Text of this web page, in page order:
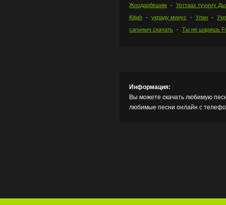
Жоодарбешим
Уоттаах түүҥҥү
Kitjah
украду минус Улан
сагыныч скачать
Ты не шаришь
Информация:
Вы можете скачать любимую
любимые песни онлайн с